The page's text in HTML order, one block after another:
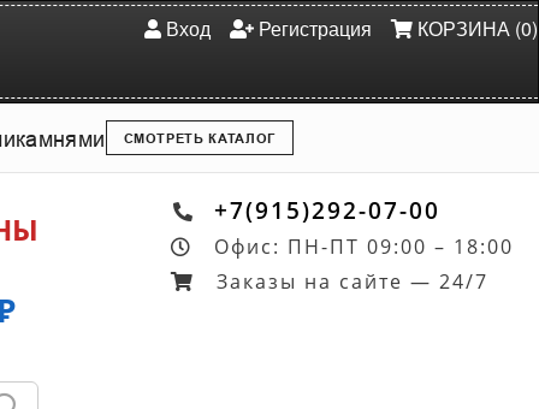
Вход Регистрация КОРЗИНА (0)
камнями СМОТРЕТЬ КАТАЛОГ
+7(915)292-07-00
Офис: ПН-ПТ 09:00 – 18:00
Заказы на сайте — 24/7